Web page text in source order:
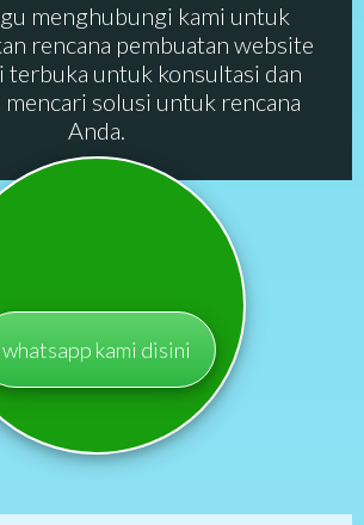
menghubungi kami untuk
rencana pembuatan website
terbuka untuk konsultasi dan
mencari solusi untuk rencana
Anda.
whatsapp kami disini